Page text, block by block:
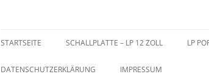
STARTSEITE SCHALLPLATTE – LP 12 ZOLL LP
DATENSCHUTZERKLÄRUNG IMPRESSUM